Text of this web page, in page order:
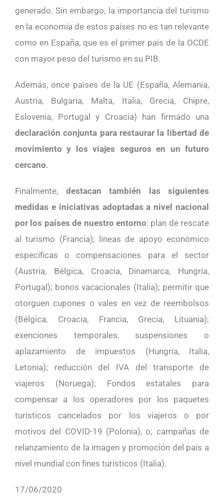
generado. Sin embargo, la importancia del turismo
en la economía de estos países no es tan relevante
como en España, que es el primer país de la OCDE
con mayor peso del turismo en su PIB.
Además, once países de la UE (España, Alemania,
Austria, Bulgaria, Malta, Italia, Grecia, Chipre,
Eslovenia, Portugal y Croacia) han firmado una
declaración conjunta para restaurar la libertad de
movimiento y los viajes seguros en un futuro
cercano.
Finalmente, destacan también las siguientes
medidas e iniciativas adoptadas a nivel nacional
por los países de nuestro entorno: plan de rescate
al turismo (Francia); líneas de apoyo económico
específicas o compensaciones para el sector
(Austria, Bélgica, Croacia, Dinamarca, Hungría,
Portugal); bonos vacacionales (Italia); permitir que
otorguen cupones o vales en vez de reembolsos
(Bélgica, Croacia, Francia, Grecia, Lituania);
exenciones temporales, suspensiones o
aplazamiento de impuestos (Hungría, Italia,
Letonia); reducción del IVA del transporte de
viajeros (Noruega); Fondos estatales para
compensar a los operadores por los paquetes
turísticos cancelados por los viajeros o por
motivos del COVID-19 (Polonia), o; campañas de
relanzamiento de la imagen y promoción del país a
nivel mundial con fines turísticos (Italia).
17/06/2020